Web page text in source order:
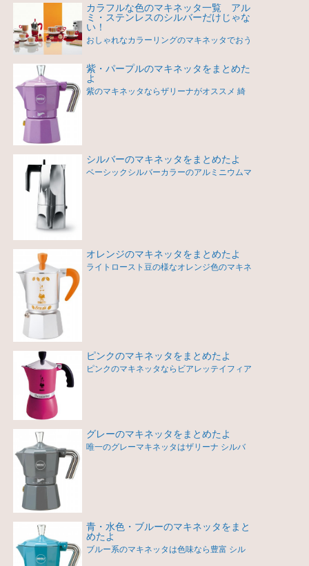
カラフルな色のマキネッタ一覧 アル
ミ・ステンレスのシルバーだけじゃな
い！
おしゃれなカラーリングのマキネッタでおう
紫・パープルのマキネッタをまとめた
よ
紫のマキネッタならザリーナがオススメ 綺
シルバーのマキネッタをまとめたよ
ベーシックシルバーカラーのアルミニウムマ
オレンジのマキネッタをまとめたよ
ライトロースト豆の様なオレンジ色のマキネ
ピンクのマキネッタをまとめたよ
ピンクのマキネッタならビアレッテイフィア
グレーのマキネッタをまとめたよ
唯一のグレーマキネッタはザリーナ シルバ
青・水色・ブルーのマキネッタをまと
めたよ
ブルー系のマキネッタは色味なら豊富 シル